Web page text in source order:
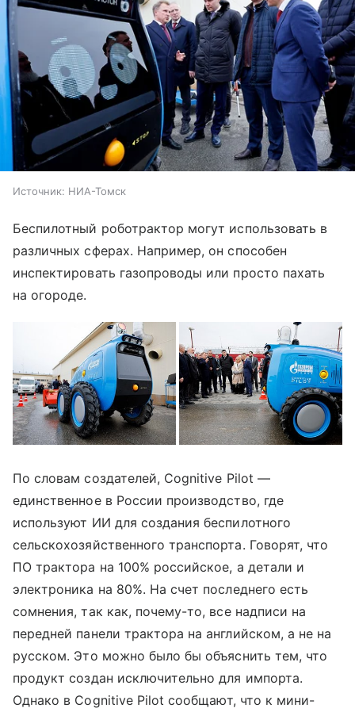
Источник: НИА-Томск
Беспилотный роботрактор могут использовать в
различных сферах. Например, он способен
инспектировать газопроводы или просто пахать
на огороде.
По словам создателей, Cognitive Pilot —
единственное в России производство, где
используют ИИ для создания беспилотного
сельскохозяйственного транспорта. Говорят, что
ПО трактора на 100% российское, а детали и
электроника на 80%. На счет последнего есть
сомнения, так как, почему-то, все надписи на
передней панели трактора на английском, а не на
русском. Это можно было бы объяснить тем, что
продукт создан исключительно для импорта.
Однако в Cognitive Pilot сообщают, что к мини-